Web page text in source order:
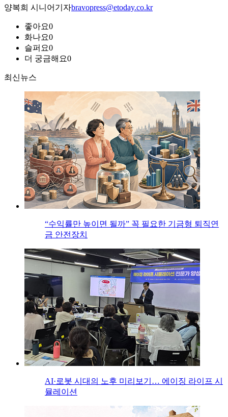
양복희 시니어기자bravopress@etoday.co.kr
좋아요0
화나요0
슬퍼요0
더 궁금해요0
최신뉴스
“수익률만 높이면 될까” 꼭 필요한 기금형 퇴직연
금 안전장치
AI·로봇 시대의 노후 미리보기… 에이징 라이프 시
뮬레이션